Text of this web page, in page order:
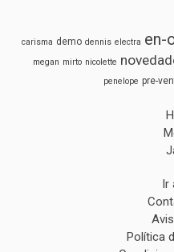
carisma demo dennis electra en-
megan mirto nicolette
penelope pre-
Ir
Política